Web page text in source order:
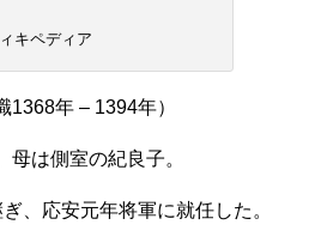
キペディア
年 – 1394年）
は側室の紀良子。
、応安元年将軍に就任した。